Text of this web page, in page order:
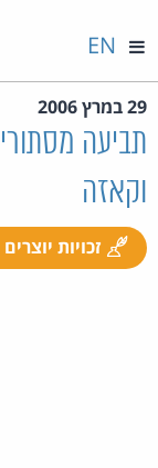
EN
29 במרץ 2006
תביעה
וקאזה
זכויות יוצרים